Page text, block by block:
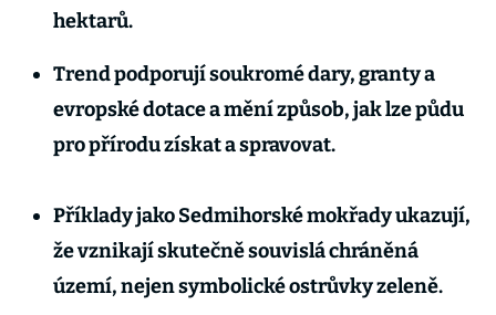
hektarů.
Trend podporují soukromé dary, granty a
evropské dotace a mění způsob, jak lze půdu
pro přírodu získat a spravovat.
Příklady jako Sedmihorské mokřady ukazují,
že vznikají skutečně souvislá chráněná
území, nejen symbolické ostrůvky zeleně.